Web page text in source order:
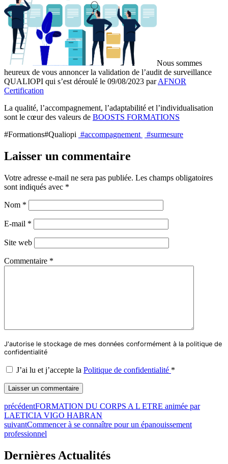
Nous sommes
heureux de vous annoncer la validation de l’audit de surveillance
QUALIOPI qui s’est déroulé le 09/08/2023 parAFNOR
Certification
La qualité, l’accompagnement, l’adaptabilité et l’individualisation
sont le cœur des valeurs de BOOSTS FORMATIONS
#Formations#Qualiopi #accompagnement #surmesure
Laisser un commentaire
Votre adresse e-mail ne sera pas publiée. Les champs obligatoires
sont indiqués avec *
Nom *
E-mail *
Site web
Commentaire *
J'autorise le stockage de mes données conformément à la politique de
confidentialité
J’ai lu et j’accepte la Politique de confidentialité *
précédentFORMATION DU CORPS A L ETRE animée par
LAETICIA VIGO HABRAN
suivantCommencer à se connaître pour un épanouissement
professionnel
Dernières Actualités